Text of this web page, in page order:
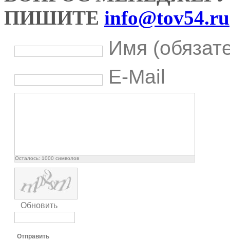
ПИШИТЕ info@tov54.ru
Имя
E-Mail
Осталось: 1000 символов
Обновить
Отправить